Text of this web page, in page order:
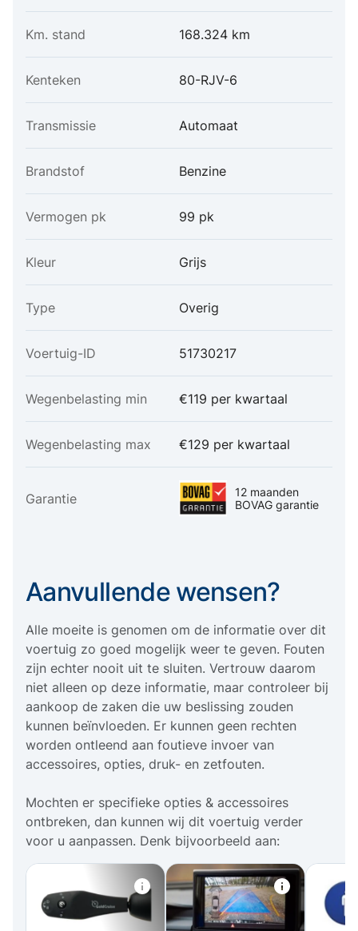
Km. stand 168.324 km
Kenteken 80-RJV-6
Transmissie Automaat
Brandstof Benzine
Vermogen pk 99 pk
Kleur Grijs
Type Overig
Voertuig-ID 51730217
Wegenbelasting min €119 per kwartaal
Wegenbelasting max €129 per kwartaal
Garantie
12 maanden
BOVAG garantie
Aanvullende wensen?
Alle moeite is genomen om de informatie over dit
voertuig zo goed mogelijk weer te geven. Fouten
zijn echter nooit uit te sluiten. Vertrouw daarom
niet alleen op deze informatie, maar controleer bij
aankoop de zaken die uw beslissing zouden
kunnen beïnvloeden. Er kunnen geen rechten
worden ontleend aan foutieve invoer van
accessoires, opties, druk- en zetfouten.
Mochten er specifieke opties & accessoires
ontbreken, dan kunnen wij dit voertuig verder
voor u aanpassen. Denk bijvoorbeeld aan: